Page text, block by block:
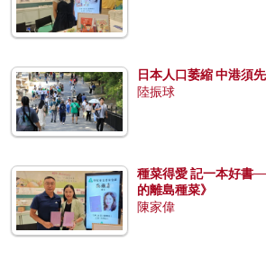
日本人口萎縮 中港須
陸振球
種菜得愛 記一本好書
的離島種菜》
陳家偉